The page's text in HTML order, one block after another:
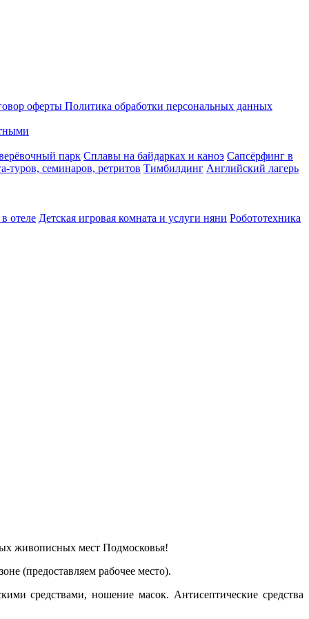
оферты Политика обработки персональных данных
парк Сплавы на байдарках и каноэ Сапсёрфинг в
туров, семинаров, ретритов Тимбилдинг Английский лагерь
отеле Детская игровая комната и услуги няни Робототехника
живописных мест Подмосковья!
(предоставляем рабочее место).
средствами, ношение масок. Антисептические средства